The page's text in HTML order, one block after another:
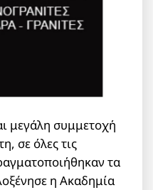
μεγάλη συμμετοχή
σε όλες τις
τα
η Ακαδημία